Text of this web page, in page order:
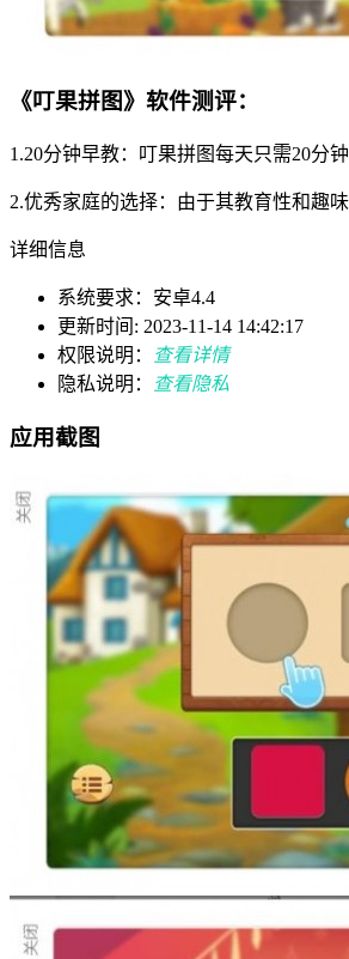
《叮果拼图》软件测评：
1.20分钟早教：叮果拼图每天只需20分
2.优秀家庭的选择：由于其教育性和趣
详细信息
系统要求：安卓4.4
更新时间: 2023-11-14 14:42:17
权限说明：
查看详情
隐私说明：
查看隐私
应用截图